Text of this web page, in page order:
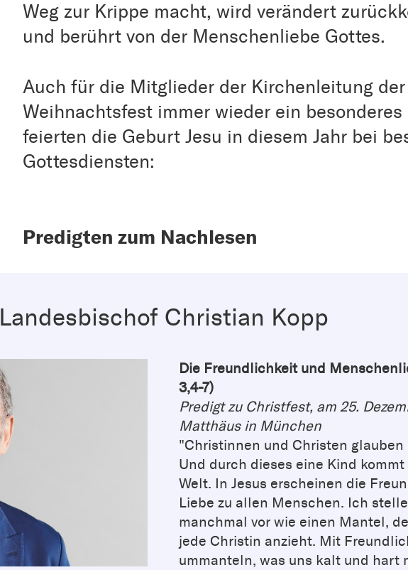
Weg zur Krippe macht, wird verändert
und berührt von der Menschenliebe Gottes.
Auch für die Mitglieder der Kirchenleitung
Weihnachtsfest immer wieder ein besonderes
feierten die Geburt Jesu in diesem Jahr bei
Gottesdiensten:
Predigten zum Nachlesen
Landesbischof Christian Kopp
Die Freundlichkeit und
3,4-7)
Predigt zu Christfest, am 25.
Matthäus in München
"Christinnen und Christen glauben
Und durch dieses eine Kind kommt
Welt. In Jesus erscheinen die
Liebe zu allen Menschen. Ich
manchmal vor wie einen Mantel,
jede Christin anzieht. Mit
ummanteln, was uns kalt und hart